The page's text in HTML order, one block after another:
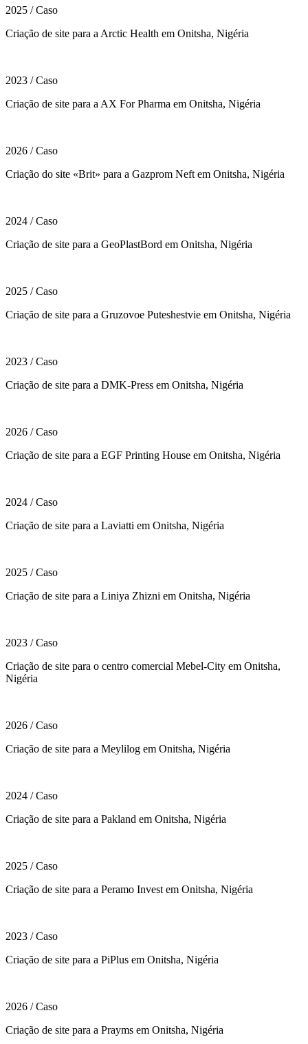
2025 / Caso
Criação de site para a Arctic Health em Onitsha, Nigéria
2023 / Caso
Criação de site para a AX For Pharma em Onitsha, Nigéria
2026 / Caso
Criação do site «Brit» para a Gazprom Neft em Onitsha, Nigéria
2024 / Caso
Criação de site para a GeoPlastBord em Onitsha, Nigéria
2025 / Caso
Criação de site para a Gruzovoe Puteshestvie em Onitsha, Nigéria
2023 / Caso
Criação de site para a DMK-Press em Onitsha, Nigéria
2026 / Caso
Criação de site para a EGF Printing House em Onitsha, Nigéria
2024 / Caso
Criação de site para a Laviatti em Onitsha, Nigéria
2025 / Caso
Criação de site para a Liniya Zhizni em Onitsha, Nigéria
2023 / Caso
Criação de site para o centro comercial Mebel-City em Onitsha,
Nigéria
2026 / Caso
Criação de site para a Meylilog em Onitsha, Nigéria
2024 / Caso
Criação de site para a Pakland em Onitsha, Nigéria
2025 / Caso
Criação de site para a Peramo Invest em Onitsha, Nigéria
2023 / Caso
Criação de site para a PiPlus em Onitsha, Nigéria
2026 / Caso
Criação de site para a Prayms em Onitsha, Nigéria